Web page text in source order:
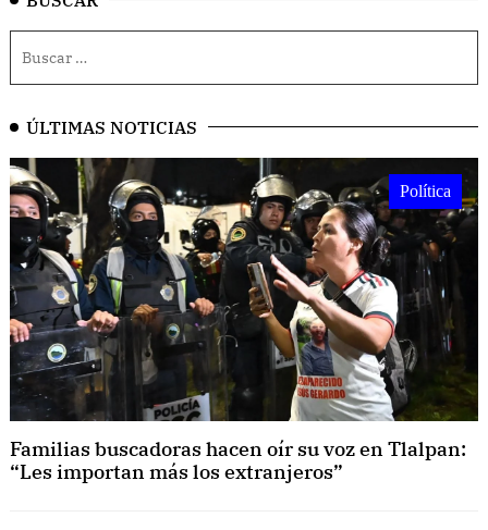
ÚLTIMAS NOTICIAS
Política
Familias buscadoras hacen oír su voz en Tlalpan:
“Les importan más los extranjeros”